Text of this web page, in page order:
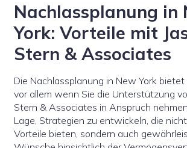
Nachlassplanung in
York: Vorteile mit
Stern & Associates
Die Nachlassplanung in New York bietet
vor allem wenn Sie die Unterstützung
Stern & Associates in Anspruch
Lage, Strategien zu entwickeln, die
Vorteile bieten, sondern auch